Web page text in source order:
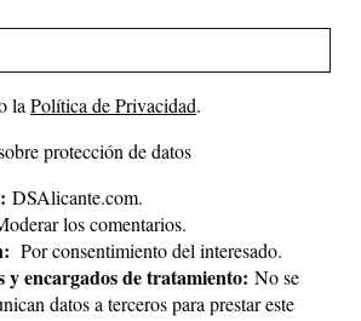
laPolítica de Privacidad.
protección de datos
DSAlicante.com.
los comentarios.
Por consentimiento del interesado.
y encargados de tratamiento: No se
datos a terceros para prestar este